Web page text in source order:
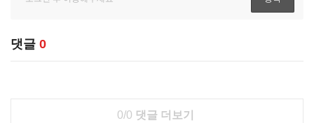
댓글 0
0/0 댓글 더보기